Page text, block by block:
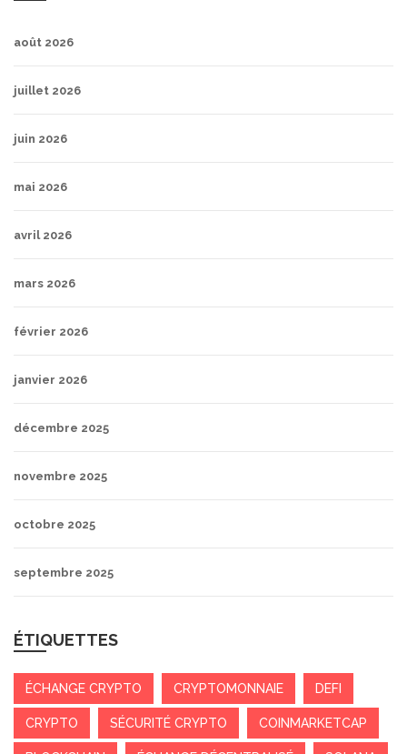
août 2026
juillet 2026
juin 2026
mai 2026
avril 2026
mars 2026
février 2026
janvier 2026
décembre 2025
novembre 2025
octobre 2025
septembre 2025
ÉTIQUETTES
ÉCHANGE CRYPTO CRYPTOMONNAIE DEFI
CRYPTO SÉCURITÉ CRYPTO COINMARKETCAP